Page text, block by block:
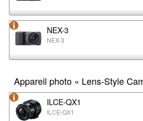
NEX-3
NEX-3
Appareil photo « Lens-Style
ILCE-QX1
ILCE-QX1